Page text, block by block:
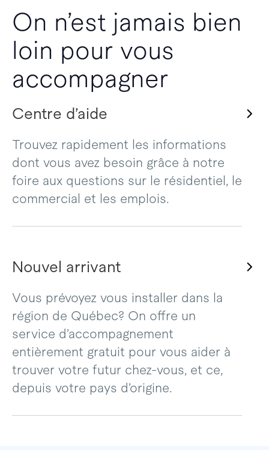
On n’est jamais bien
loin pour vous
accompagner
Centre d’aide
Trouvez rapidement les informations
dont vous avez besoin grâce à notre
foire aux questions sur le résidentiel, le
commercial et les emplois.
Nouvel arrivant
Vous prévoyez vous installer dans la
région de Québec? On offre un
service d’accompagnement
entièrement gratuit pour vous aider à
trouver votre futur chez-vous, et ce,
depuis votre pays d’origine.